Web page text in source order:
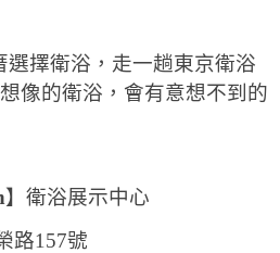
擇衛浴，走一趟東京衛浴
像的衛浴，會有意想不到的
】衛浴展示中心
路157號